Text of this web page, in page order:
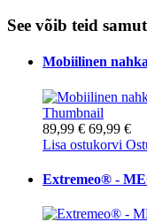
See võib teid
Mobiilinen
89,99 € 69,99 €
Lisa ostukorvi
Extremeo® -